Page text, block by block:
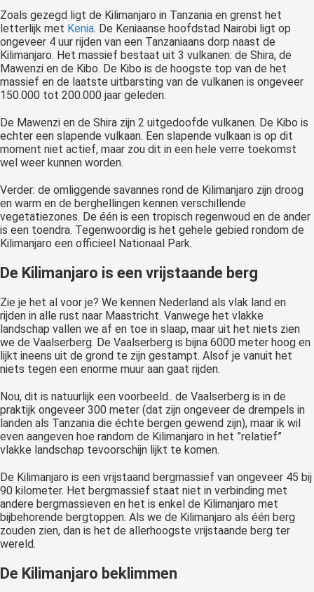
Zoals gezegd ligt de Kilimanjaro in Tanzania en grenst het
letterlijk met Kenia. De Keniaanse hoofdstad Nairobi ligt op
ongeveer 4 uur rijden van een Tanzaniaans dorp naast de
Kilimanjaro. Het massief bestaat uit 3 vulkanen: de Shira, de
Mawenzi en de Kibo. De Kibo is de hoogste top van de het
massief en de laatste uitbarsting van de vulkanen is ongeveer
150.000 tot 200.000 jaar geleden.
De Mawenzi en de Shira zijn 2 uitgedoofde vulkanen. De Kibo is
echter een slapende vulkaan. Een slapende vulkaan is op dit
moment niet actief, maar zou dit in een hele verre toekomst
wel weer kunnen worden.
Verder: de omliggende savannes rond de Kilimanjaro zijn droog
en warm en de berghellingen kennen verschillende
vegetatiezones. De één is een tropisch regenwoud en de ander
is een toendra. Tegenwoordig is het gehele gebied rondom de
Kilimanjaro een officieel Nationaal Park.
De Kilimanjaro is een vrijstaande berg
Zie je het al voor je? We kennen Nederland als vlak land en
rijden in alle rust naar Maastricht. Vanwege het vlakke
landschap vallen we af en toe in slaap, maar uit het niets zien
we de Vaalserberg. De Vaalserberg is bijna 6000 meter hoog en
lijkt ineens uit de grond te zijn gestampt. Alsof je vanuit het
niets tegen een enorme muur aan gaat rijden.
Nou, dit is natuurlijk een voorbeeld.. de Vaalserberg is in de
praktijk ongeveer 300 meter (dat zijn ongeveer de drempels in
landen als Tanzania die échte bergen gewend zijn), maar ik wil
even aangeven hoe random de Kilimanjaro in het ”relatief”
vlakke landschap tevoorschijn lijkt te komen.
De Kilimanjaro is een vrijstaand bergmassief van ongeveer 45 bij
90 kilometer. Het bergmassief staat niet in verbinding met
andere bergmassieven en het is enkel de Kilimanjaro met
bijbehorende bergtoppen. Als we de Kilimanjaro als één berg
zouden zien, dan is het de allerhoogste vrijstaande berg ter
wereld.
De Kilimanjaro beklimmen